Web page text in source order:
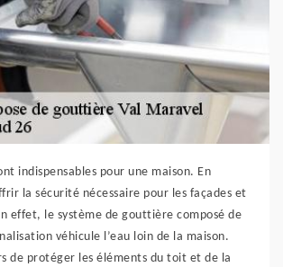
indispensables pour une maison. En
la sécurité nécessaire pour les façades et
effet, le système de gouttière composé de
véhicule l’eau loin de la maison.
de protéger les éléments du toit et de la